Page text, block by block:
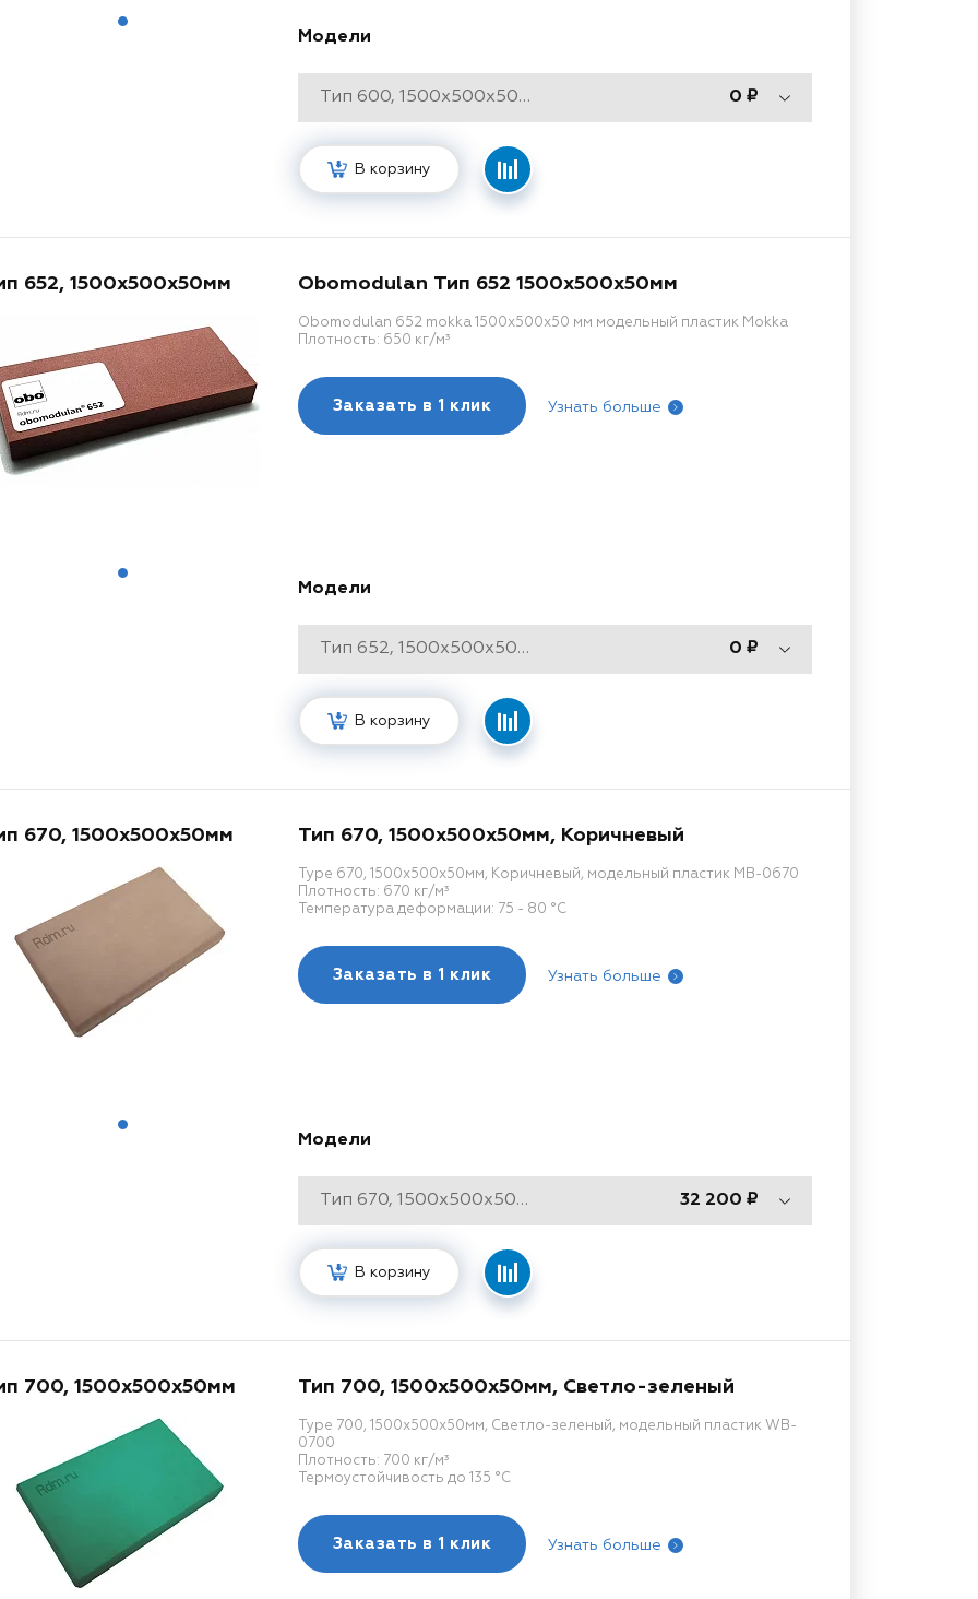
Модели
Тип 600, 1500x500x50мм 0
В корзину
652, 1500x500x50мм Obomodulan Тип 652 1500x500x50мм
Obomodulan 652 mokka 1500x500x50 мм модельный пластик Mokka
Плотность: 650 кг/м³
Заказать в 1 клик Узнать больше
Модели
Тип 652, 1500x500x50мм 0
В корзину
670, 1500x500x50мм Тип 670, 1500x500x50мм, Коричневый
Type 670, 1500x500x50мм, Коричневый, модельный пластик MB-0670
Плотность: 670 кг/м³
Температура деформации: 75 - 80 °C
Заказать в 1 клик Узнать больше
Модели
Тип 670, 1500x500x50мм 32 200
В корзину
700, 1500x500x50мм Тип 700, 1500x500x50мм, Светло-зеленый
Type 700, 1500x500x50мм, Светло-зеленый, модельный пластик WB-
0700
Плотность: 700 кг/м³
Термоустойчивость до 135 °C
Заказать в 1 клик Узнать больше